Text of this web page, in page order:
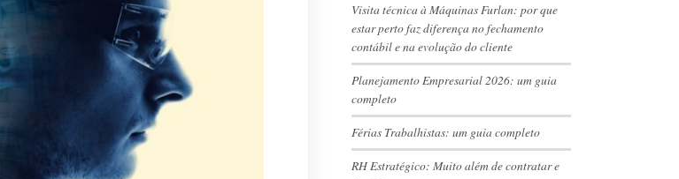
Visita técnica à Máquinas Furlan: por que
estar perto faz diferença no fechamento
contábil e na evolução do cliente
Planejamento Empresarial 2026: um guia
completo
Férias Trabalhistas: um guia completo
RH Estratégico: Muito além de contratar e